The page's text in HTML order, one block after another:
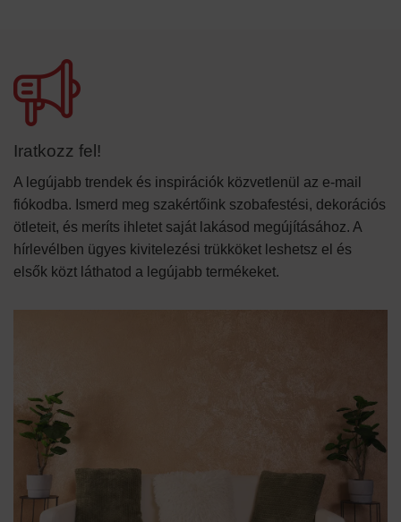
Iratkozz fel!
A legújabb trendek és inspirációk közvetlenül az e-mail
fiókodba. Ismerd meg szakértőink szobafestési, dekorációs
ötleteit, és meríts ihletet saját lakásod megújításához. A
hírlevélben ügyes kivitelezési trükköket leshetsz el és
elsők közt láthatod a legújabb termékeket.